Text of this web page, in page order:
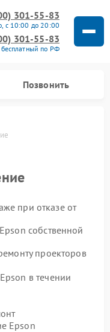
301-55-83
с 10:00 до 20:00
301-55-83
бесплатный по РФ
Позвонить
при отказе от
собственной
проекторов
в течении
Epson